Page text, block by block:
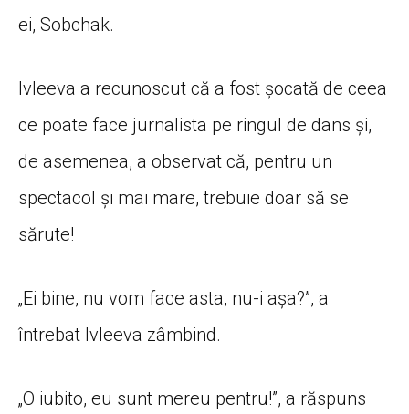
ei, Sobchak.
Ivleeva a recunoscut că a fost șocată de ceea
ce poate face jurnalista pe ringul de dans și,
de asemenea, a observat că, pentru un
spectacol și mai mare, trebuie doar să se
sărute!
„Ei bine, nu vom face asta, nu-i așa?”, a
întrebat Ivleeva zâmbind.
„O iubito, eu sunt mereu pentru!”, a răspuns